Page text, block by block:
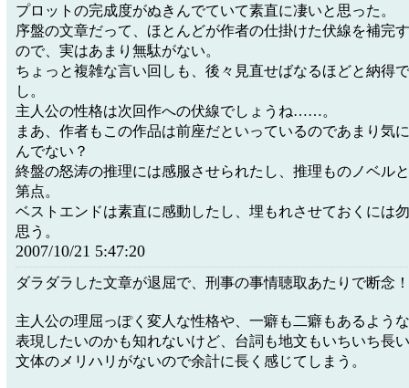
プロットの完成度がぬきんでていて素直に凄いと思った。
序盤の文章だって、ほとんどが作者の仕掛けた伏線を補完
ので、実はあまり無駄がない。
ちょっと複雑な言い回しも、後々見直せばなるほどと納得
し。
主人公の性格は次回作への伏線でしょうね……。
まあ、作者もこの作品は前座だといっているのであまり気
んでない？
終盤の怒涛の推理には感服させられたし、推理ものノベル
第点。
ベストエンドは素直に感動したし、埋もれさせておくには
思う。
2007/10/21 5:47:20
ダラダラした文章が退屈で、刑事の事情聴取あたりで断念！
主人公の理屈っぽく変人な性格や、一癖も二癖もあるよう
表現したいのかも知れないけど、台詞も地文もいちいち長
文体のメリハリがないので余計に長く感じてしまう。